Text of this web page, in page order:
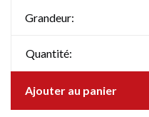
Grandeur:
Quantité:
Ajouter au panier